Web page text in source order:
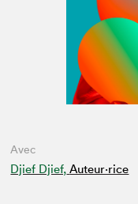
Avec
Djief Djief, Auteur·rice